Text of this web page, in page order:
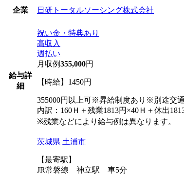
企業 日研トータルソーシング株式会社
給与詳
細
祝い金・特典あり
高収入
週払い
月収例355,000円
【時給】1450円
355000円以上可※昇給制度あり※別途交
内訳：160Ｈ＋残業1813円×40Ｈ＋休出
※残業などにより給与例は異なります。
茨城県 土浦市
【最寄駅】
JR常磐線 神立駅 車5分